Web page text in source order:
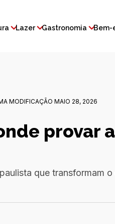
Lazer Gastronomia Bem-
MODIFICAÇÃO MAIO 28, 2026
provar
que transformam